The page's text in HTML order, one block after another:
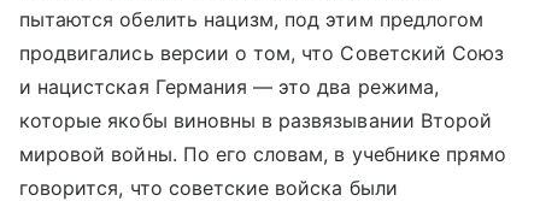
пытаются обелить нацизм, под этим предлогом
продвигались версии о том, что Советский Союз
и нацистская Германия — это два режима,
которые якобы виновны в развязывании Второй
мировой войны. По его словам, в учебнике прямо
говорится, что советские войска были